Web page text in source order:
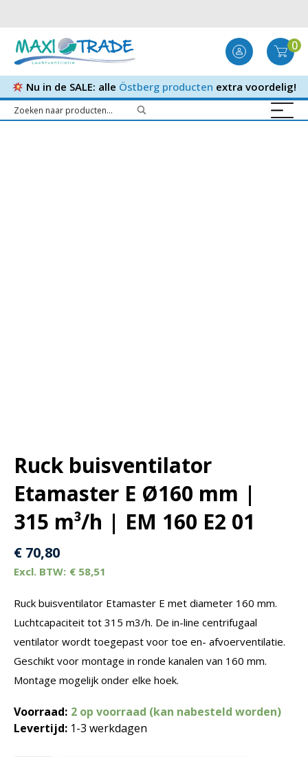
0
Nu in de SALE: alle Östberg producten extra voordelig!
Ruck buisventilator
Etamaster E Ø160 mm |
315 m³/h | EM 160 E2 01
€ 70,80
€ 58,51
Ruck buisventilator Etamaster E met diameter 160 mm.
Luchtcapaciteit tot 315 m3/h. De in-line centrifugaal
ventilator wordt toegepast voor toe en- afvoerventilatie.
Geschikt voor montage in ronde kanalen van 160 mm.
Montage mogelijk onder elke hoek.
Voorraad: 2 op voorraad (kan nabesteld worden)
Levertijd: 1-3 werkdagen